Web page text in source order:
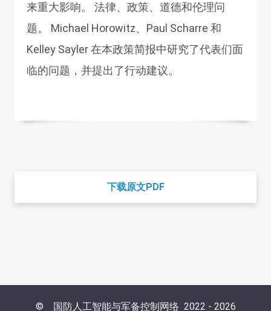
来重大影响。 法律、政策、道德和伦理问
题。 Michael Horowitz、Paul Scharre 和
Kelley Sayler 在本政策简报中研究了代表们面
临的问题，并提出了行动建议。
下载原文PDF
© 国防人工智能与军备控制网络 2022 - 2026